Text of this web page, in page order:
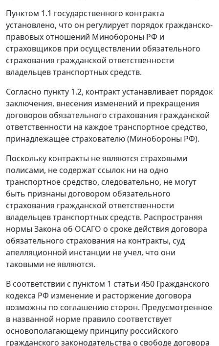
Пунктом 1.1 государственного контракта
установлено, что он регулирует порядок гражданско-
правовых отношений Минобороны РФ и
страховщиков при осуществлении обязательного
страхования гражданской ответственности
владельцев транспортных средств.
Согласно пункту 1.2, контракт устанавливает порядок
заключения, внесения изменений и прекращения
договоров обязательного страхования гражданской
ответственности на каждое транспортное средство,
принадлежащее страхователю (Минобороны РФ).
Поскольку контракты не являются страховыми
полисами, не содержат ссылок ни на одно
транспортное средство, следовательно, не могут
быть признаны договором обязательного
страхования гражданской ответственности
владельцев транспортных средств. Распространяя
нормы Закона об ОСАГО о сроке действия договора
обязательного страхования на контракты, суд
апелляционной инстанции не учел, что они
таковыми не являются.
В соответствии с пунктом 1 статьи 450 Гражданского
кодекса РФ изменение и расторжение договора
возможны по соглашению сторон. Предусмотренное
в названной норме правило соответствует
основополагающему принципу российского
гражданского законодательства о свободе договора